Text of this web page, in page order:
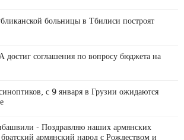
больницы в Тбилиси построят
достиг соглашения по вопросу бюджета на
с 9 января в Грузии ожидаются
- Поздравляю наших армянских
братский армянский народ с Рождеством и